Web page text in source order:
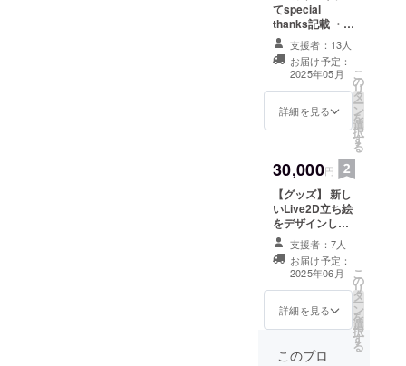
てspecial
thanks記載 ・掲
載期間：2025年
5月20日から活
動が存続する限
り掲載 ・掲載方
法：ご支援者様
一覧として完成
したLive2Dイラ
像を掲載 ・注意
事項：支援時、
必ず備考欄に掲
載を希望される
お名前をご記入
ください
：X
アカウント
@tenpu_solに
本名でのご記入
はお控えくださ
支援者：13人
お届け予定：
2025年05月
詳細を見る
こ
の
リ
タ
ー
ン
を
選
択
す
る
30,000円
【グッズ】 新し
いLive2D立ち絵
をデザインした
アクリルスタン
ドを提供しま
す。 ・数量：1
点 ・商品サイ
ズ：13cm×9cm
支援者：7人
お届け予定：
2025年06月
詳細を見る
こ
の
リ
タ
ー
ン
を
選
択
す
る
このプロ